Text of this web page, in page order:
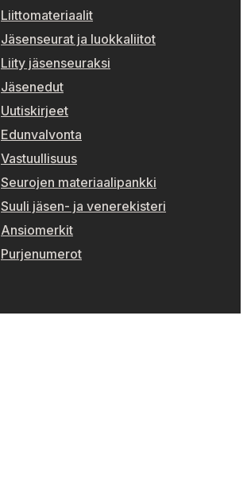
Liittomateriaalit
Jäsenseurat ja luokkaliitot
Liity jäsenseuraksi
Jäsenedut
Uutiskirjeet
Edunvalvonta
Vastuullisuus
Seurojen materiaalipankki
Suuli jäsen- ja venerekisteri
Ansiomerkit
Purjenumerot